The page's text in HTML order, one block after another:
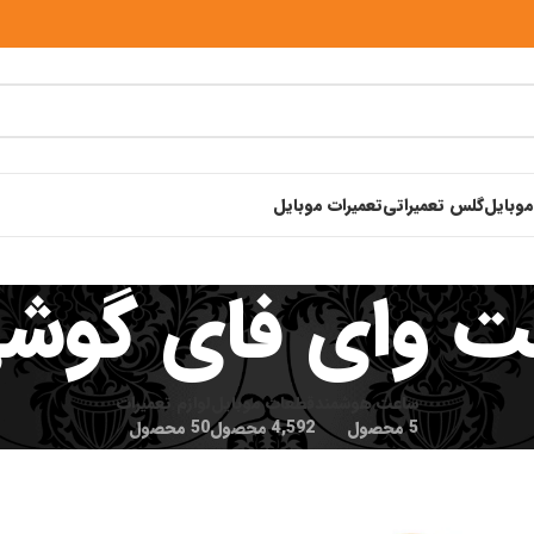
گلس تعمیراتیتعمیرات موبایل
وای فای
ساعت هوشمند
5 محصول
قطعات موبایل
4,592 محصول
لوازم تعمیرات
50 محصول